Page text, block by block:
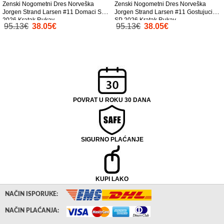
Zenski Nogometni Dres Norveška
Jorgen Strand Larsen #11 Domaci SP
2026 Kratak Rukav
95.13€ 38.05€
Zenski Nogometni Dres Norveška
Jorgen Strand Larsen #11 Gostujuci
SP 2026 Kratak Rukav
95.13€ 38.05€
POVRAT U ROKU 30 DANA
SIGURNO PLAĆANJE
KUPI LAKO
NAČIN ISPORUKE:
NAČIN PLAĆANJA: